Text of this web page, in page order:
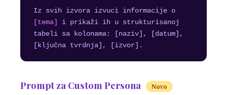
Iz svih izvora izvuci informacije o
[tema]
i prikaži ih u strukturisanoj
tabeli sa kolonama: [naziv], [datum],
[ključna tvrdnja], [izvor].
Prompt za Custom Persona Novo